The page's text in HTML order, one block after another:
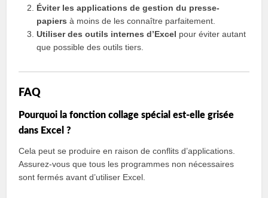
Éviter les applications de gestion du presse-
papiers à moins de les connaître parfaitement.
Utiliser des outils internes d’Excel pour éviter autant
que possible des outils tiers.
FAQ
Pourquoi la fonction collage spécial est-elle grisée
dans Excel ?
Cela peut se produire en raison de conflits d’applications.
Assurez-vous que tous les programmes non nécessaires
sont fermés avant d’utiliser Excel.